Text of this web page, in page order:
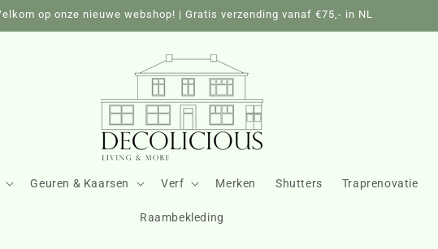
op onze nieuwe webshop! | Gratis verzending vanaf €75,- in NL
Geuren & Kaarsen Verf Merken Shutters Traprenovatie
Raambekleding